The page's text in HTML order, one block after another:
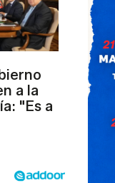
a la
"Es a